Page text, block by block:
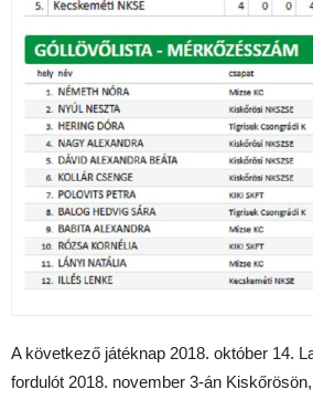
A következő játéknap 2018. október 14.
fordulót 2018. november 3-án